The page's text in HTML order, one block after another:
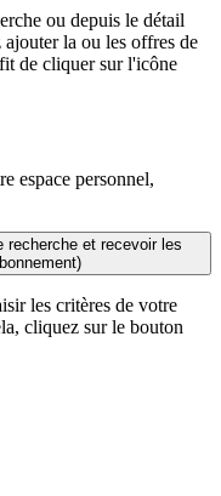
ou depuis le détail
la ou les offres de
de cliquer sur l'icône
espace personnel,
recherche et recevoir les
les critères de votre
cliquez sur le bouton